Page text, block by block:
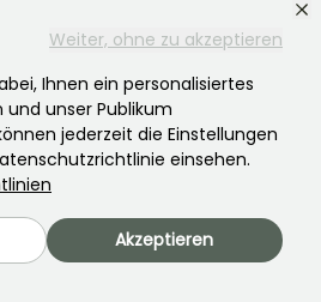
Weiter, ohne zu akzeptieren
Ihnen ein personalisiertes
unser Publikum
jederzeit die Einstellungen
einsehen.
Akzeptieren
IST UNS WICHTIG
.
5